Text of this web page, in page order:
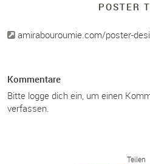
POSTER
amirabouroumie.com/poster-
Kommentare
Bitte logge dich ein, um einen
verfassen.
Teilen